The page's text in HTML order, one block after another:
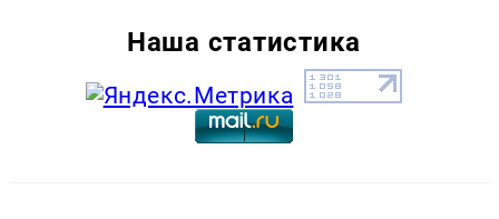
Наша статистика